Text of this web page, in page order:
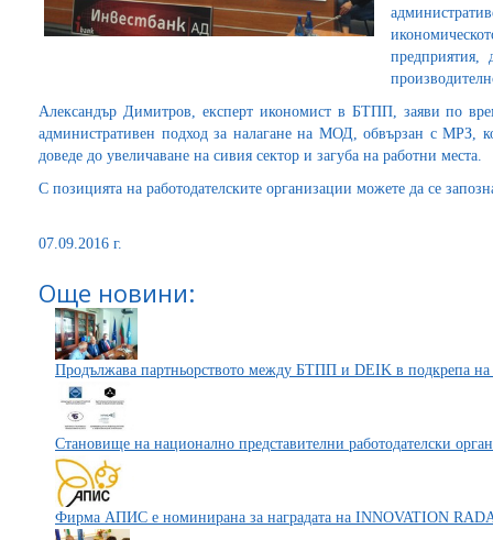
предприятия,
Александър Димитров, експерт икономист в БТПП, заяви по
административен подход за налагане на МОД, обвързан с МРЗ,
доведе до увеличаване на сивия сектор и загуба на работни места.
С позицията на работодателските организации можете да се
07.09.2016 г.
Още новини:
Продължава партньорството между БТПП и DEIK в подкрепа на
Становище на национално представителни работодателски
Фирма АПИС е номинирана за наградата на INNOVATION